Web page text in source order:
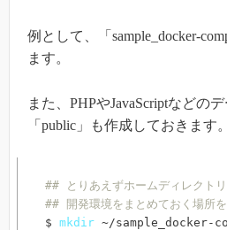
例として、「sample_docker-
ます。
また、PHPやJavaScriptなどの
「public」も作成しておきます。
## とりあえずホームディレクト
## 開発環境をまとめておく場所
$ mkdir ~/sample_docker-